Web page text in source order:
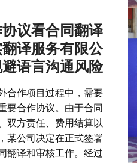
议看合同翻译
译服务有限公
语言沟通风险
合作项目过程中，需要
要合作协议。由于合同
双方责任、费用结算以
某公司决定在正式签署
翻译和审核工作。经过